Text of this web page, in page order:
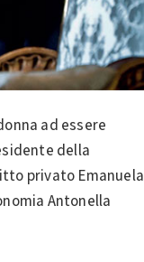
ad essere
della
privato Emanuela
Antonella